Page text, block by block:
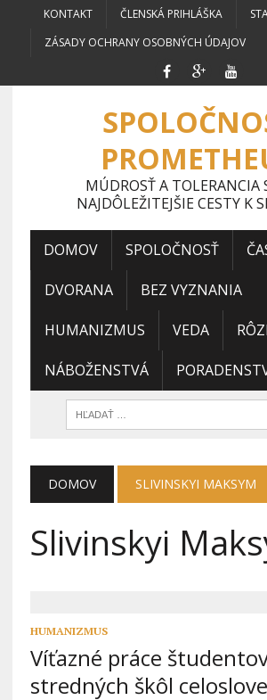
KONTAKT ČLENSKÁ PRIHLÁŠKA
ZÁSADY OCHRANY OSOBNÝCH ÚDAJOV
MÚDROSŤ A TOLERANCIA
NAJDÔLEŽITEJŠIE CESTY K
DOMOV SPOLOČNOSŤ
DVORANA BEZ VYZNANIA
HUMANIZMUS VEDA
NÁBOŽENSTVÁ
DOMOV SLIVINSKYI MAKSYM
Slivinskyi
HUMANIZMUS
Víťazné práce
stredných škôl